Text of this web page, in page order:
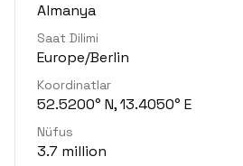
Almanya
Saat Dilimi
Europe/Berlin
Koordinatlar
52.5200° N, 13.4050° E
Nüfus
3.7 million